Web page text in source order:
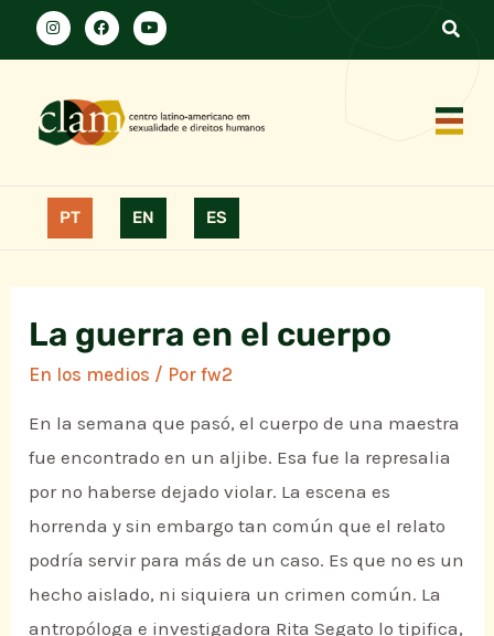
PT EN ES
La guerra en el cuerpo
En los medios / Porfw2
En la semana que pasó, el cuerpo de una maestra
fue encontrado en un aljibe. Esa fue la represalia
por no haberse dejado violar. La escena es
horrenda y sin embargo tan común que el relato
podría servir para más de un caso. Es que no es un
hecho aislado, ni siquiera un crimen común. La
antropóloga e investigadora Rita Segato lo tipifica,